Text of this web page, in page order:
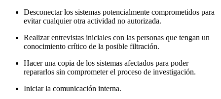
Desconectar los sistemas potencialmente comprometidos para
evitar cualquier otra actividad no autorizada.
Realizar entrevistas iniciales con las personas que tengan un
conocimiento crítico de la posible filtración.
Hacer una copia de los sistemas afectados para poder
repararlos sin comprometer el proceso de investigación.
Iniciar la comunicación interna.